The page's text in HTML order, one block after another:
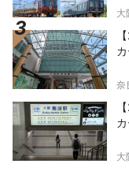
大
奈
大